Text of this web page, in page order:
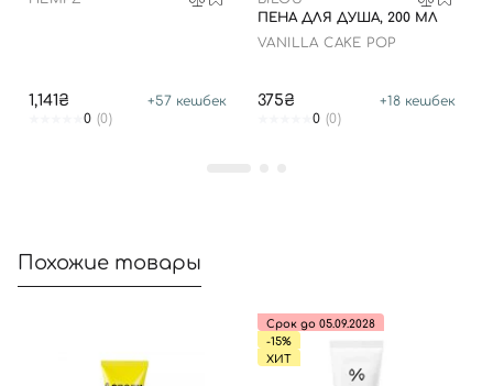
1,141₴ +57 кешбек
0 (0)
ПЕНА ДЛЯ ДУША, 200 МЛ
VANILLA CAKE POP
375₴ +18 кешбек
0 (0)
Похожие товары
Срок до 05.09.2028
-15%
ХИТ
принимаете условияПользовательские соглашения
Далее
Войти с помощью e-mail